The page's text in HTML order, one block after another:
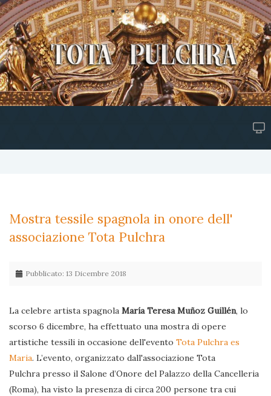
Mostra tessile spagnola in onore dell'
associazione Tota Pulchra
Pubblicato: 13 Dicembre 2018
La celebre artista spagnola María Teresa Muñoz Guillén, lo
scorso 6 dicembre, ha effettuato una mostra di opere
artistiche tessili in occasione dell'evento Tota Pulchra es
Maria. L’evento, organizzato dall'associazione Tota
Pulchra presso il Salone d’Onore del Palazzo della Cancelleria
(Roma), ha visto la presenza di circa 200 persone tra cui